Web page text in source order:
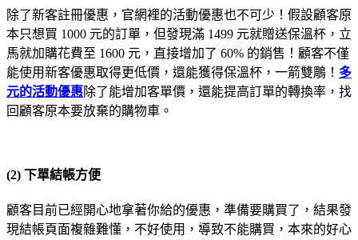
除了新客註冊優惠，官網裡的活動優惠也不可少！假設顧客原
本只想買 1000 元的訂單，但發現滿 1499 元就贈送保溫杯，立
馬就加購花費至 1600 元，直接增加了 60% 的銷售！顧客不僅
能使用新客優惠取得更低價，還能獲得保溫杯，一箭雙鵰！ 多
元的活動優惠除了能增加客單價，還能提高訂單的轉換率，找
回顧客原本要放棄的購物車。
(2) 下單結帳方便
顧客目前已經開心地拿著你給的優惠，準備要購買了，結果發
現結帳頁面複雜難懂，不好使用，導致不能購買，本來的好心